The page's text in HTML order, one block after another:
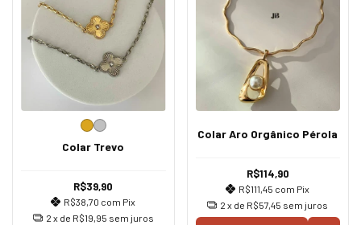
Colar Trevo
R$39,90
R$38,70 com Pix
2 x de R$19,95 sem juros
Colar Aro Orgânico Pérola
R$114,90
R$111,45 com Pix
2 x de R$57,45 sem juros